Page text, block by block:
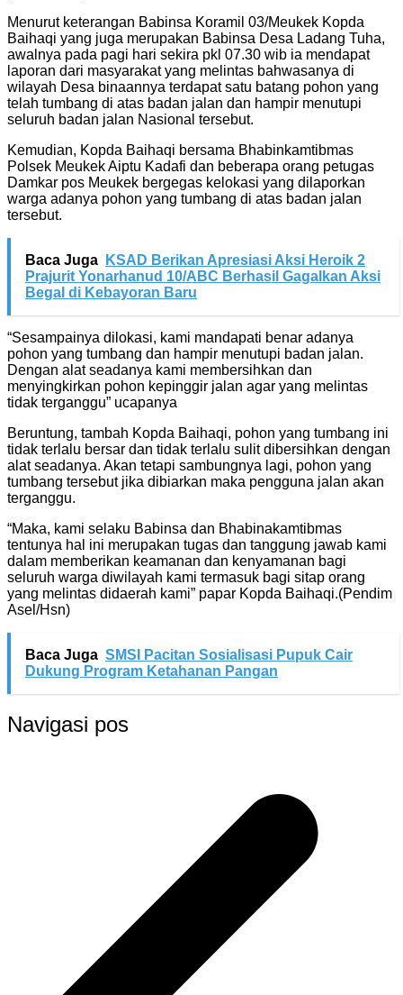
Menurut keterangan Babinsa Koramil 03/Meukek Kopda
Baihaqi yang juga merupakan Babinsa Desa Ladang Tuha,
awalnya pada pagi hari sekira pkl 07.30 wib ia mendapat
laporan dari masyarakat yang melintas bahwasanya di
wilayah Desa binaannya terdapat satu batang pohon yang
telah tumbang di atas badan jalan dan hampir menutupi
seluruh badan jalan Nasional tersebut.
Kemudian, Kopda Baihaqi bersama Bhabinkamtibmas
Polsek Meukek Aiptu Kadafi dan beberapa orang petugas
Damkar pos Meukek bergegas kelokasi yang dilaporkan
warga adanya pohon yang tumbang di atas badan jalan
tersebut.
Baca Juga
KSAD Berikan Apresiasi Aksi Heroik 2
Prajurit Yonarhanud 10/ABC Berhasil Gagalkan Aksi
Begal di Kebayoran Baru
“Sesampainya dilokasi, kami mandapati benar adanya
pohon yang tumbang dan hampir menutupi badan jalan.
Dengan alat seadanya kami membersihkan dan
menyingkirkan pohon kepinggir jalan agar yang melintas
tidak terganggu” ucapanya
Beruntung, tambah Kopda Baihaqi, pohon yang tumbang ini
tidak terlalu bersar dan tidak terlalu sulit dibersihkan dengan
alat seadanya. Akan tetapi sambungnya lagi, pohon yang
tumbang tersebut jika dibiarkan maka pengguna jalan akan
terganggu.
“Maka, kami selaku Babinsa dan Bhabinakamtibmas
tentunya hal ini merupakan tugas dan tanggung jawab kami
dalam memberikan keamanan dan kenyamanan bagi
seluruh warga diwilayah kami termasuk bagi sitap orang
yang melintas didaerah kami” papar Kopda Baihaqi.(Pendim
Asel/Hsn)
Baca Juga SMSI Pacitan Sosialisasi Pupuk Cair
Dukung Program Ketahanan Pangan
Navigasi pos